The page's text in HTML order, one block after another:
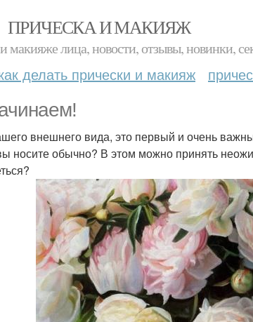
ПРИЧЕСКА И МАКИЯЖ
макияже лица, новости, отзывы, новинки,
делать прически и макияж
внешнего вида, это первый и очень
носите обычно? В этом можно принять